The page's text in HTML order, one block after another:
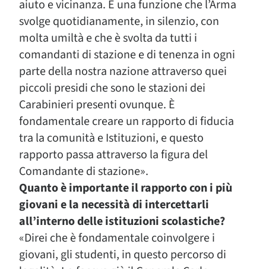
aiuto e vicinanza. È una funzione che l’Arma
svolge quotidianamente, in silenzio, con
molta umiltà e che è svolta da tutti i
comandanti di stazione e di tenenza in ogni
parte della nostra nazione attraverso quei
piccoli presidi che sono le stazioni dei
Carabinieri presenti ovunque. È
fondamentale creare un rapporto di fiducia
tra la comunità e Istituzioni, e questo
rapporto passa attraverso la figura del
Comandante di stazione».
Quanto è importante il rapporto con i più
giovani e la necessità di intercettarli
all’interno delle istituzioni scolastiche?
«Direi che è fondamentale coinvolgere i
giovani, gli studenti, in questo percorso di